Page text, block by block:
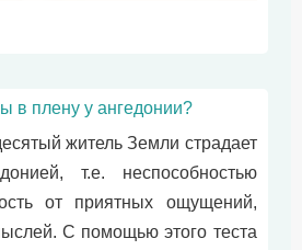
в плену у ангедонии?
житель Земли страдает
т.е. неспособностью
от приятных ощущений,
С помощью этого теста